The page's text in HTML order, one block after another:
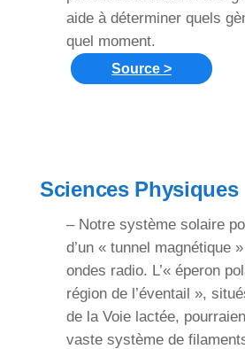
aide à déterminer quels
quel moment.
Source >
Sciences Physiques
– Notre système solaire
d’un « tunnel magnétique
ondes radio. L’« éperon
région de l’éventail »,
de la Voie lactée,
vaste système de